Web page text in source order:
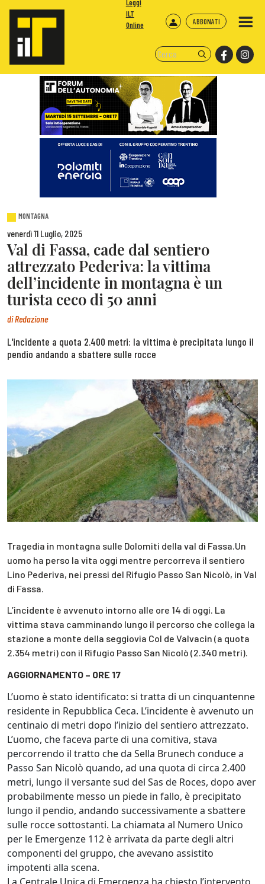
ABBONATI
Leggi
ILT
Online
MONTAGNA
venerdì 11 Luglio, 2025
Val di Fassa, cade dal sentiero
attrezzato Pederiva: la vittima
dell’incidente in montagna è un
turista ceco di 50 anni
diRedazione
L'incidente a quota 2.400 metri: la vittima è precipitata lungo il
pendio andando a sbattere sulle rocce
Tragedia in montagna sulle Dolomiti della val di Fassa.Un
uomo ha perso la vita oggi mentre percorreva il sentiero
Lino Pederiva, nei pressi del Rifugio Passo San Nicolò, in Val
di Fassa.
L’incidente è avvenuto intorno alle ore 14 di oggi. La
vittima stava camminando lungo il percorso che collega la
stazione a monte della seggiovia Col de Valvacin (a quota
2.354 metri) con il Rifugio Passo San Nicolò (2.340 metri).
AGGIORNAMENTO – ORE 17
L’uomo è stato identificato: si tratta di un cinquantenne
residente in Repubblica Ceca. L’incidente è avvenuto un
centinaio di metri dopo l’inizio del sentiero attrezzato.
L’uomo, che faceva parte di una comitiva, stava
percorrendo il tratto che da Sella Brunech conduce a
Passo San Nicolò quando, ad una quota di circa 2.400
metri, lungo il versante sud del Sas de Roces, dopo aver
probabilmente messo un piede in fallo, è precipitato
lungo il pendio, andando successivamente a sbattere
sulle rocce sottostanti. La chiamata al Numero Unico
per le Emergenze 112 è arrivata da parte degli altri
componenti del gruppo, che avevano assistito
impotenti alla scena.